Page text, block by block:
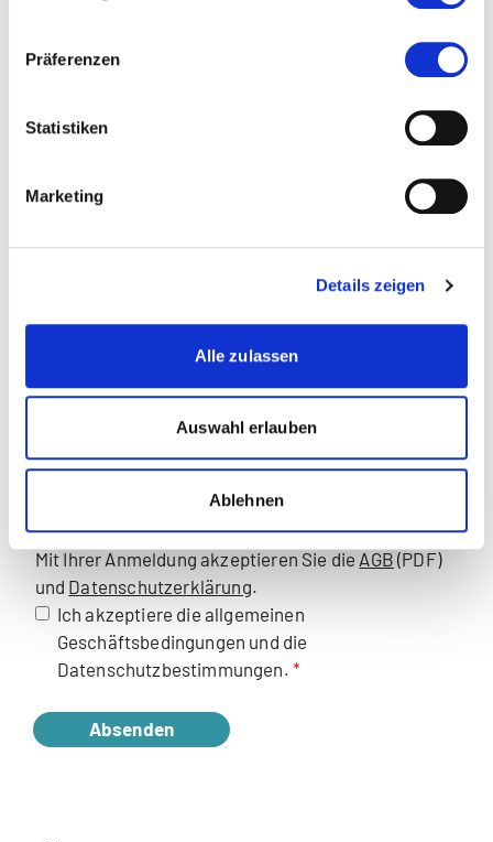
Präferenzen
Statistiken
Marketing
Details zeigen
Alle zulassen
Auswahl erlauben
Ablehnen
Beilagen für die Zulassung / Aufnahme sämtliche
Dokumente, welche als Basis für die Zulassung
(max. 15MB - .jpg,.pdf)
Kurzlebenslauf
Datenblatt (MAS, DAS und CAS Anmeldungen)
Mit Ihrer Anmeldung akzeptieren Sie die AGB (PDF)
und Datenschutzerklärung.
Ich akzeptiere die allgemeinen
Geschäftsbedingungen und die
Datenschutzbestimmungen.
Absenden